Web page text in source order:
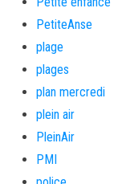
PetiteAnse
plage
plages
plan mercredi
plein air
PleinAir
PMI